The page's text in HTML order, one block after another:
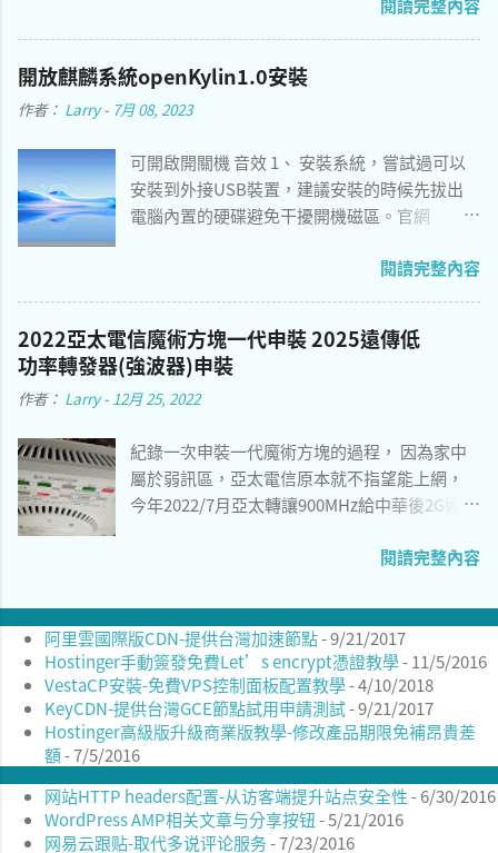
薦兩個作業系統分別適用的軟體， 安裝好只要
圖工具參考： Windows - Easy Diffusion 3.0 [簡
易安裝，介面僅提供英文，GPU加速] macOS
支持AppleM系列加速] macOS 12.3 and before
- Stable Diffusion WebUI [安裝較複雜，請參考
底下說明] 一張辦公室繪圖
開放麒麟系統openKylin1.0安裝
作者： Larry - 7月 08, 2023
可開啟開關機 音效 1、 安裝系統，嘗試過可以
安裝到外接USB裝置，建議安裝的時候先拔出
電腦內置的硬碟避免干擾開機磁區。官網
言看著有繁體中文，但實際上作業系統只有簡
2012運行，就是開機時間稍長。 3、 預設apt源
是官方中國伺服器，建議切換到瑞典之類的海
外鏡像，可以參考以下教學 [1] 。 sudo sed -i
.org/g' \ /etc/apt/sources.list openKylin1.0桌
面 4、 由於開放系統針對中國最佳化，想要安裝
酷音輸入法會遇到各種安裝包缺失的問題。您
法，安裝過程會需要使用git來clone以及編譯，
以下教學 [2] ： sudo apt install \ fcitx5
libfcitx5core-dev libfcitx5config-dev
libfcitx5utils-dev \ cmake extra-cmake-
modules gettext libfmt-dev \ git build-
essential 下載git目錄： git
clone https://github.com/openvanilla/fcitx5-
cd fcitx5-mcbopomofo mkdir -p build cd
build cmake ../ -
閱讀完整內容
2022亞太電信魔術方塊一代申裝 2025遠傳低
功率轉發器(強波器)申裝
作者： Larry - 12月 25, 2022
紀錄一次申裝一代魔術方塊的過程， 因為家中
屬於弱訊區，亞太電信原本就不指望能上網，
今年2022/7月亞太轉讓900MHz給中華後2G通話
手機來說WIFI通話十分耗電而且範圍涵蓋有限，
台背面圖1
閱讀完整內容
阿里雲國際版CDN-提供台灣加速節點- 9/21/2017
Hostinger手動簽發免費Let’s encrypt憑證教學- 11/5/2016
VestaCP安裝-免費VPS控制面板配置教學- 4/10/2018
KeyCDN-提供台灣GCE節點試用申請測試- 9/21/2017
Hostinger高級版升級商業版教學-修改產品期限免補昂貴差
額- 7/5/2016
网站HTTP headers配置-从访客端提升站点安全性- 6/30/2016
WordPress AMP相关文章与分享按钮- 5/21/2016
网易云跟贴-取代多说评论服务- 7/23/2016